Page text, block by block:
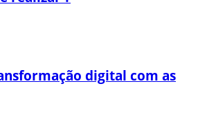
digital com as